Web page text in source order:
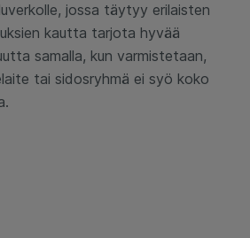
jossa täytyy erilaisten
kautta tarjota hyvää
samalla, kun varmistetaan,
tai sidosryhmä ei syö koko